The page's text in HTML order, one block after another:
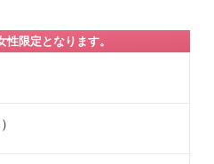
限定となります。